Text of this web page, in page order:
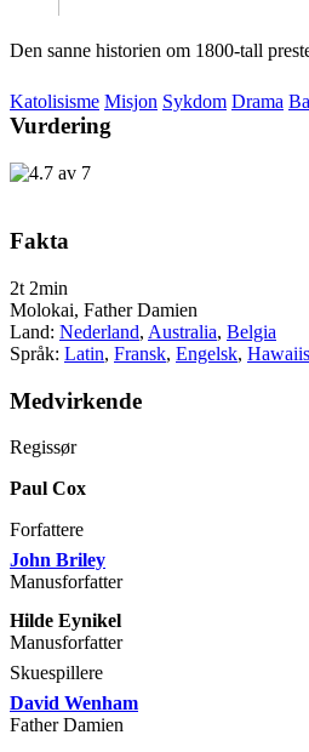
Den sanne historien om 1800-tall
Katolisisme Misjon Sykdom Drama
Vurdering
Fakta
2t 2min
Molokai, Father Damien
Land: Nederland, Australia, Belgia
Språk: Latin, Fransk, Engelsk,
Medvirkende
Regissør
Paul Cox
Forfattere
John Briley
Manusforfatter
Hilde Eynikel
Manusforfatter
Skuespillere
David Wenham
Father Damien